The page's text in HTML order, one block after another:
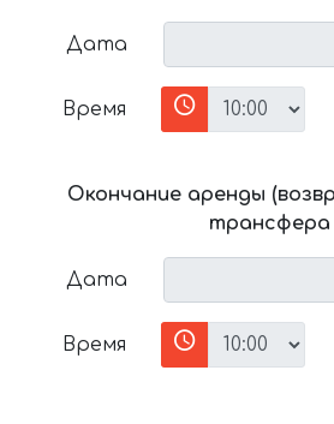
Дата
Время
Окончание аренды
трансфера
Дата
Время